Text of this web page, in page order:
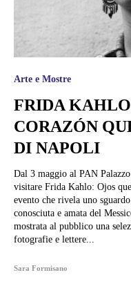
Arte e Mostre
FRIDA
CORAZÓN
DI NAPOLI
Dal 3 maggio al PAN
visitare Frida Kahlo: Ojos
evento che rivela uno
conosciuta e amata del
mostrata al pubblico una
fotografie e lettere...
Sara Formisano